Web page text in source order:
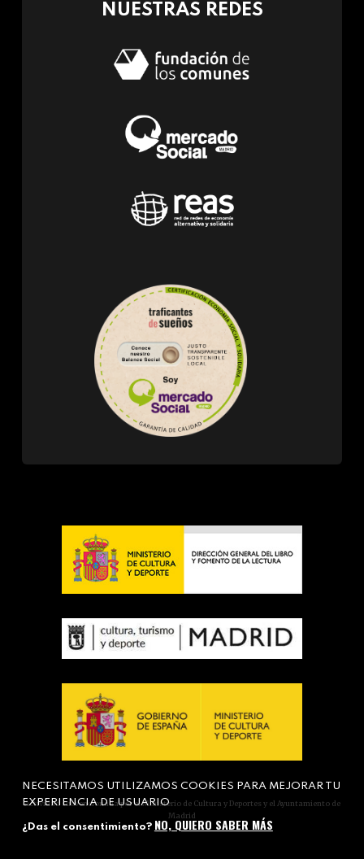
NUESTRAS REDES
Actividad subvencionada por el Ministerio de Cultura y Deportes y el Ayuntamiento de
Madrid
NECESITAMOS UTILIZAMOS COOKIES PARA MEJORAR TU
EXPERIENCIA DE USUARIO
¿Das el consentimiento? NO, QUIERO SABER MÁS